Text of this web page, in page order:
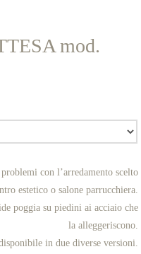
mod.
con l’arredamento scelto
estetico o salone parrucchiera.
poggia su piedini ai acciaio che
la alleggeriscono.
in due diverse versioni.